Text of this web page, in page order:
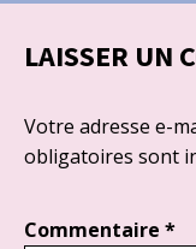
LAISSER UN
Votre adresse e-
obligatoires sont
Commentaire *